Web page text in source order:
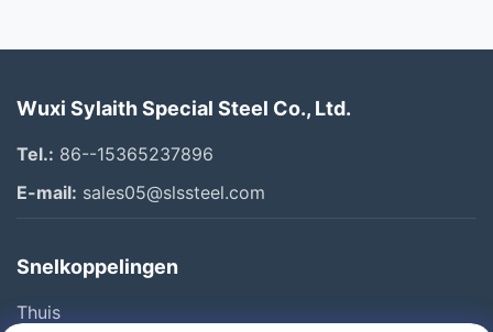
Wuxi Sylaith Special Steel Co., Ltd.
Tel.: 86--15365237896
E-mail: sales05@slssteel.com
Snelkoppelingen
Thuis